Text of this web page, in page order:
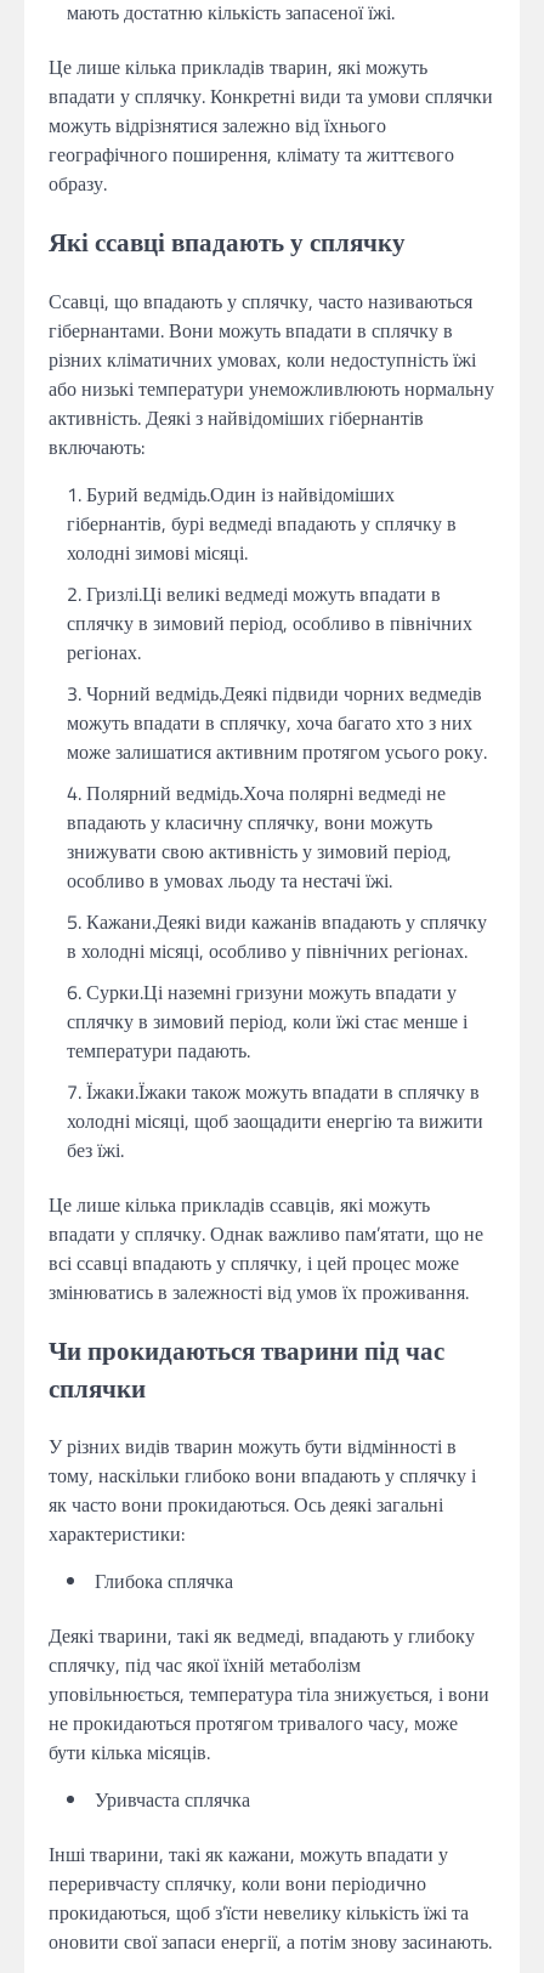
мають достатню кількість запасеної їжі.
Це лише кілька прикладів тварин, які можуть
впадати у сплячку. Конкретні види та умови сплячки
можуть відрізнятися залежно від їхнього
географічного поширення, клімату та життєвого
образу.
Які ссавці впадають у сплячку
Ссавці, що впадають у сплячку, часто називаються
гібернантами. Вони можуть впадати в сплячку в
різних кліматичних умовах, коли недоступність їжі
або низькі температури унеможливлюють нормальну
активність. Деякі з найвідоміших гібернантів
включають:
Бурий ведмідь.Один із найвідоміших
гібернантів, бурі ведмеді впадають у сплячку в
холодні зимові місяці.
Гризлі.Ці великі ведмеді можуть впадати в
сплячку в зимовий період, особливо в північних
регіонах.
Чорний ведмідь.Деякі підвиди чорних ведмедів
можуть впадати в сплячку, хоча багато хто з них
може залишатися активним протягом усього року.
Полярний ведмідь.Хоча полярні ведмеді не
впадають у класичну сплячку, вони можуть
знижувати свою активність у зимовий період,
особливо в умовах льоду та нестачі їжі.
Кажани.Деякі види кажанів впадають у сплячку
в холодні місяці, особливо у північних регіонах.
Сурки.Ці наземні гризуни можуть впадати у
сплячку в зимовий період, коли їжі стає менше і
температури падають.
Їжаки.Їжаки також можуть впадати в сплячку в
холодні місяці, щоб заощадити енергію та вижити
без їжі.
Це лише кілька прикладів ссавців, які можуть
впадати у сплячку. Однак важливо пам’ятати, що не
всі ссавці впадають у сплячку, і цей процес може
змінюватись в залежності від умов їх проживання.
Чи прокидаються тварини під час
сплячки
У різних видів тварин можуть бути відмінності в
тому, наскільки глибоко вони впадають у сплячку і
як часто вони прокидаються. Ось деякі загальні
характеристики:
Глибока сплячка
Деякі тварини, такі як ведмеді, впадають у глибоку
сплячку, під час якої їхній метаболізм
уповільнюється, температура тіла знижується, і вони
не прокидаються протягом тривалого часу, може
бути кілька місяців.
Уривчаста сплячка
Інші тварини, такі як кажани, можуть впадати у
переривчасту сплячку, коли вони періодично
прокидаються, щоб з’їсти невелику кількість їжі та
оновити свої запаси енергії, а потім знову засинають.